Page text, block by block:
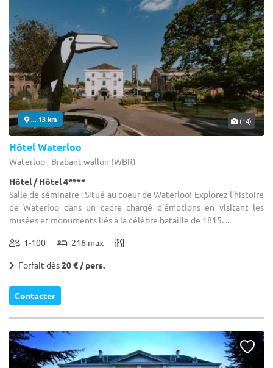
... 13 km (14)
Hôtel Waterloo
Waterloo - Brabant wallon (WBR)
Hôtel / Hôtel 4****
Salle de séminaire : Situé au coeur de Waterloo! Explorez l'histoire
de Waterloo dans un cadre chargé d'émotions en visitant les
musées et monuments liés à la célèbre bataille de 1815. ...
1-100 216 max
Forfait dès20 € / pers.
Contacter